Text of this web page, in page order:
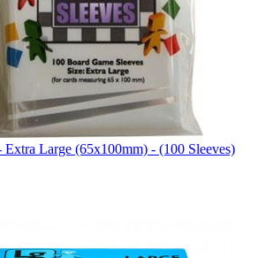
Extra Large (65x100mm) - (100 Sleeves)